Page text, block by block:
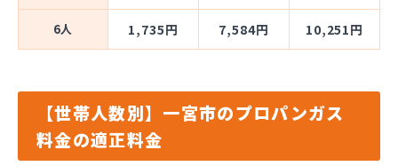
6人 1,735円 7,584円 10,251円
【世帯人数別】一宮市のプロパンガス
料金の適正料金